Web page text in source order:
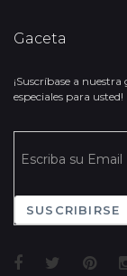
Gaceta
¡Suscríbase a
especiales para usted!
SUSCRIBIRSE